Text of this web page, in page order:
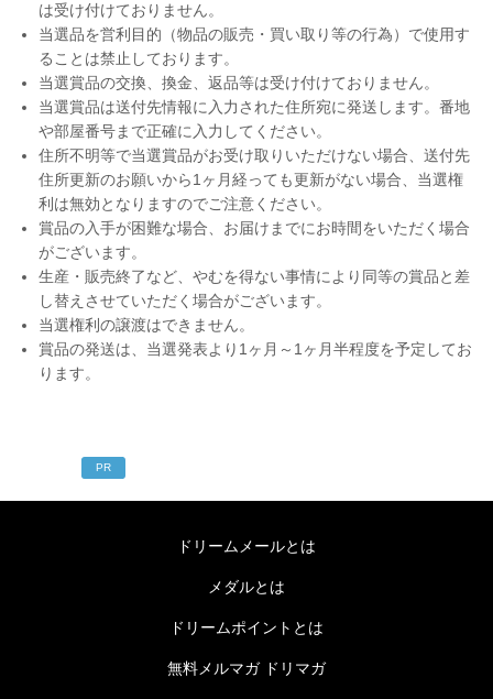
は受け付けておりません。
当選品を営利目的（物品の販売・買い取り等の行為）で使用す
ることは禁止しております。
当選賞品の交換、換金、返品等は受け付けておりません。
当選賞品は送付先情報に入力された住所宛に発送します。番地
や部屋番号まで正確に入力してください。
住所不明等で当選賞品がお受け取りいただけない場合、送付先
住所更新のお願いから1ヶ月経っても更新がない場合、当選権
利は無効となりますのでご注意ください。
賞品の入手が困難な場合、お届けまでにお時間をいただく場合
がございます。
生産・販売終了など、やむを得ない事情により同等の賞品と差
し替えさせていただく場合がございます。
当選権利の譲渡はできません。
賞品の発送は、当選発表より1ヶ月～1ヶ月半程度を予定してお
ります。
PR
ドリームメールとは
メダルとは
ドリームポイントとは
無料メルマガ ドリマガ